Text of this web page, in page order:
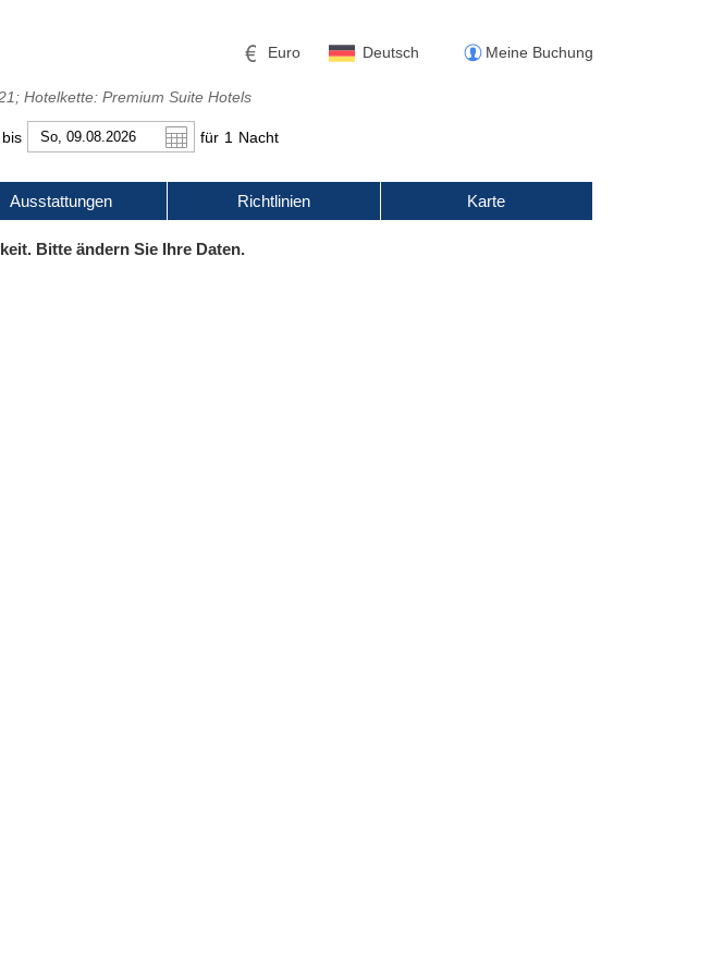
Meine Buchung
Deutsch
Français
Euro
Russian Ruble
Hotelkette: Premium Suite Hotels
bis für 1 Nacht
Ausstattungen Richtlinien Karte
Bitte ändern Sie Ihre Daten.